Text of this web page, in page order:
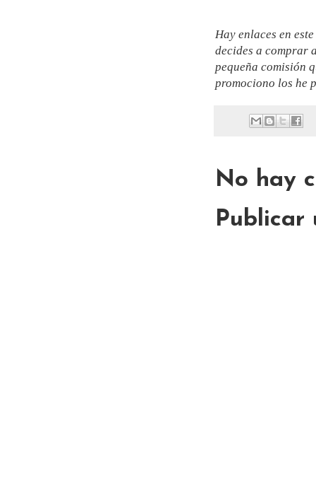
Hay enlaces en
decides a comprar
pequeña comisión
promociono los he
No hay
Publicar